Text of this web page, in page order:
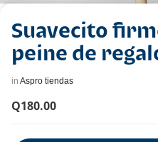
Suavecito
peine de
in Aspro tiendas
Q180.00